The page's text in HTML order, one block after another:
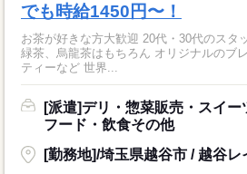
でも時給1450円〜！
お茶が好きな方大歓迎 20代・30代のスタ
緑茶、烏龍茶はもちろん オリジナルのブ
ティーなど 世界...
[派遣]デリ・惣菜販売・スイー
フード・飲食その他
[勤務地]/埼玉県越谷市 / 越谷レ